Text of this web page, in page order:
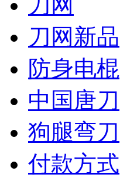
刀网新品
防身电棍
中国唐刀
狗腿弯刀
付款方式